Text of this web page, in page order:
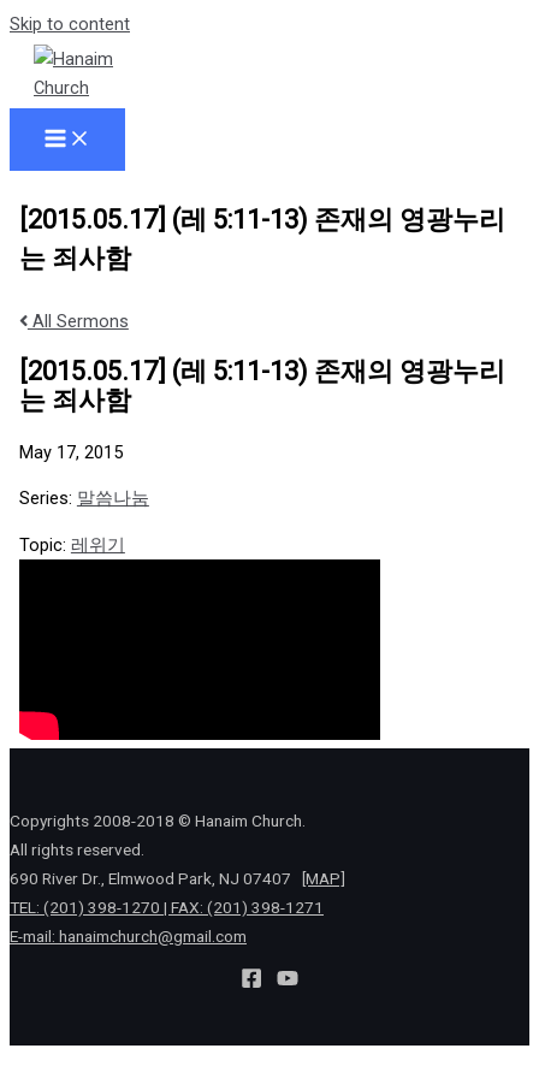
Skip to content
[2015.05.17] (레 5:11-13) 존재의 영광누리
는 죄사함
All Sermons
[2015.05.17] (레 5:11-13) 존재의 영광누리
는 죄사함
May 17, 2015
Series: 말씀나눔
Topic: 레위기
Copyrights 2008-2018 © Hanaim Church.
All rights reserved.
690 River Dr., Elmwood Park, NJ 07407
[MAP]
TEL: (201) 398-1270 | FAX: (201) 398-1271
E-mail: hanaimchurch@gmail.com